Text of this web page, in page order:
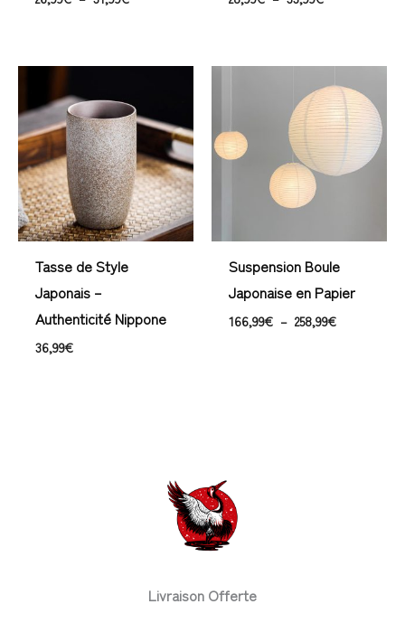
Tasse de Style
Japonais –
Authenticité Nippone
36,99€
Suspension Boule
Japonaise en Papier
166,99€ – 258,99€
de
prix :
166,99€
à
258,99€
Livraison Offerte